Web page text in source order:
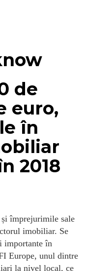
de
euro,
în
2018
și împrejurimile sale
imobiliar. Se
importante în
Europe, unul dintre
la nivel local, ce